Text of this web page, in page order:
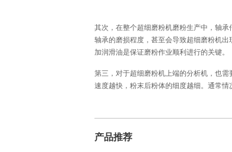
其次，在整个超细磨粉机磨粉生产中，轴
轴承的磨损程度，甚至会导致超细磨粉机
加润滑油是保证磨粉作业顺利进行的关键。
第三，对于超细磨粉机上端的分析机，也
速度越快，粉末后粉体的细度越细。通常情
产品推荐